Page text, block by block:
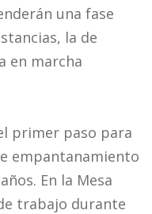
una fase
la de
en marcha
primer paso para
empantanamiento
En la Mesa
trabajo durante